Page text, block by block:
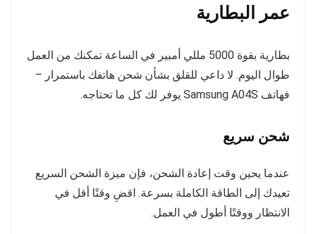
عمر البطارية
بطارية بقوة 5000 مللي أمبير في الساعة تمكنك من العمل
طوال اليوم. لا داعي للقلق بشأن شحن هاتفك باستمرار –
فهاتف Samsung A04S يوفر لك كل ما تحتاجه.
شحن سريع
عندما يحين وقت إعادة الشحن، فإن ميزة الشحن السريع
تعيدك إلى الطاقة الكاملة بسرعة. اقضِ وقتًا أقل في
الانتظار ووقتًا أطول في العمل.